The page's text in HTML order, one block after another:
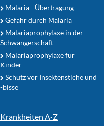
Malaria - Übertragung
Gefahr durch Malaria
Malariaprophylaxe in der
Schwangerschaft
Malariaprophylaxe für
Kinder
Schutz vor Insektenstiche und
-bisse
Krankheiten A-Z